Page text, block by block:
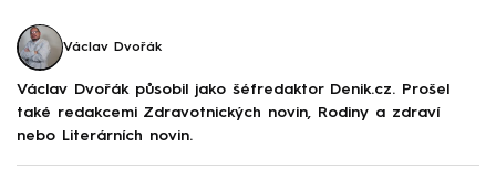
Václav Dvořák
Václav Dvořák působil jako šéfredaktor Denik.cz. Prošel
také redakcemi Zdravotnických novin, Rodiny a zdraví
nebo Literárních novin.